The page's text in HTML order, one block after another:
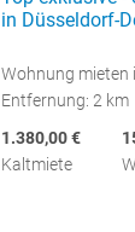
in Düsseldorf-
Wohnung mieten
Entfernung: 2 km
1.380,00 €
Kaltmiete